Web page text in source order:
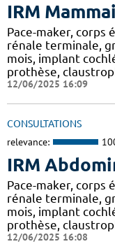
IRM
Pace-maker,
rénale terminale,
mois, implant
prothèse,
12/06/2025 16:09
CONSULTATIONS
relevance:
IRM
Pace-maker,
rénale terminale,
mois, implant
prothèse,
12/06/2025 16:08